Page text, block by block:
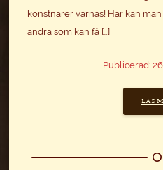
konstnärer varnas! Här kan
andra som kan få […]
Publicerad:
LÄS